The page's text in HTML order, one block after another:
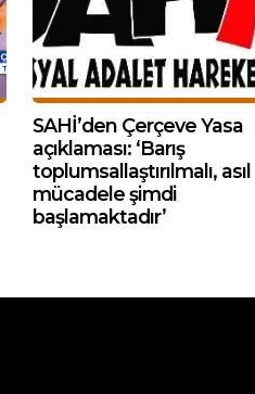
SAHİ’den Çerçeve Yasa
açıklaması: ‘Barış
toplumsallaştırılmalı, asıl
mücadele şimdi
başlamaktadır’